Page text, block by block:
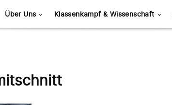
Über Uns Klassenkampf & Wissenschaft